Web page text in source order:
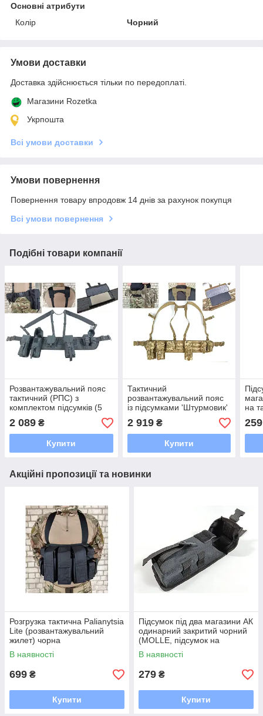
Основні атрибути
Колір
Чорний
Умови доставки
Доставка здійснюється тільки по передоплаті.
Магазини Rozetka
Укрпошта
Всі умови доставки
Умови повернення
Повернення товару впродовж 14 днів за рахунок покупця
Всі умови повернення
Подібні товари компанії
Розвантажувальний пояс
тактичний (РПС) з
комплектом підсумків (5
шт) Palianytsia Advanced
чорний
2 089 ₴
Купити
Тактичний
розвантажувальний пояс
із підсумками 'Штурмовик'
MM-14 — камуфляж
піксель ЗСУ
2 919₴
Купити
на
259
Акційні пропозиції та новинки
Розгрузка тактична Palianytsia
Lite (розвантажувальний
жилет) чорна
В наявності
699 ₴
Купити
Підсумок під два магазини АК
одинарний закритий чорний
(MOLLE, підсумок на
розгрузку, жилет, РПС)
В наявності
279 ₴
Купити